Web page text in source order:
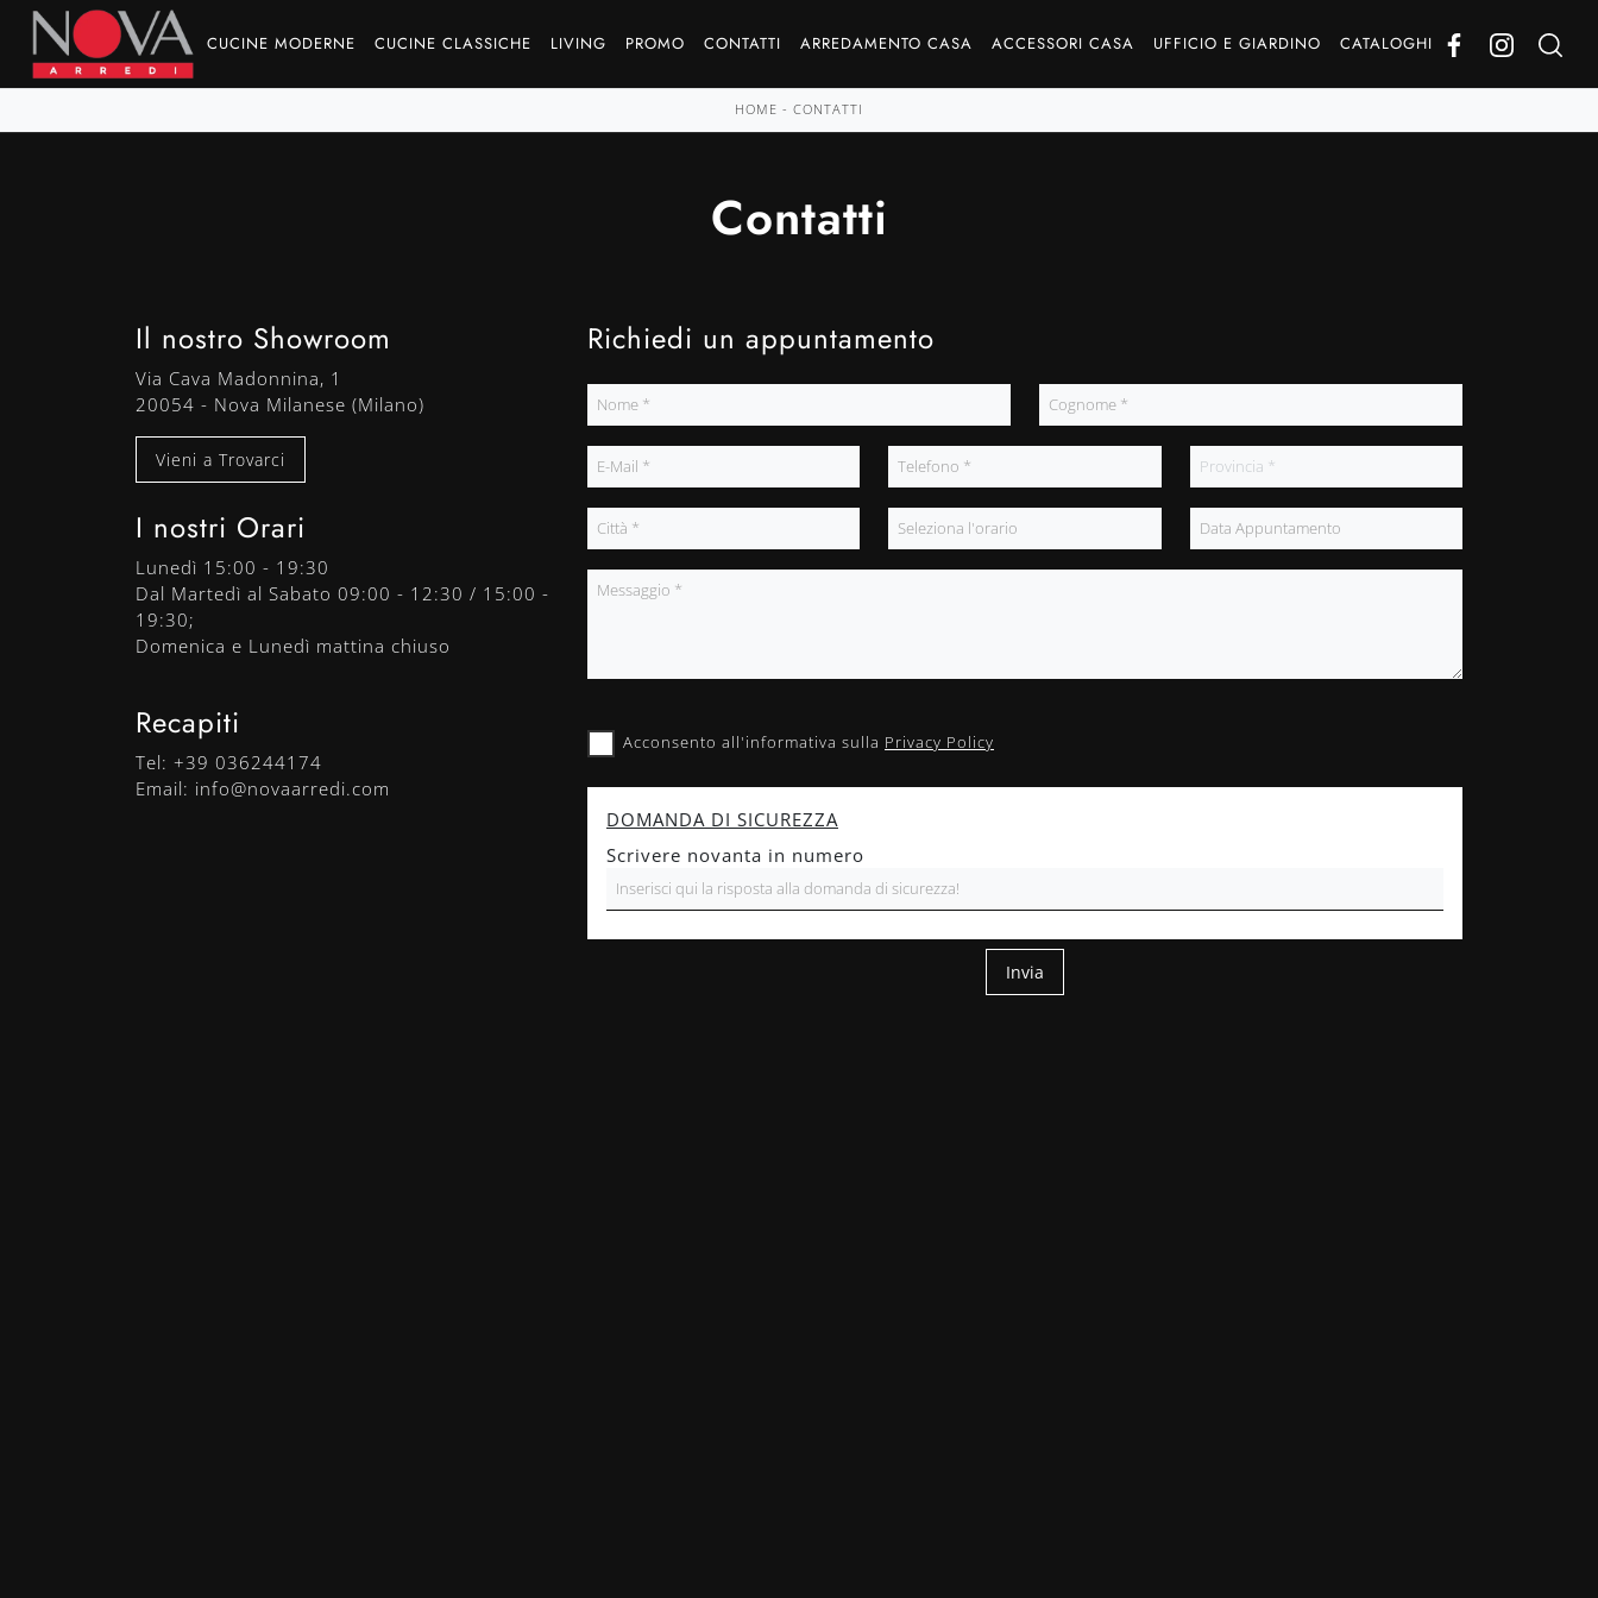
CUCINE MODERNE CUCINE CLASSICHE LIVING PROMO CONTATTI ARREDAMENTO CASA ACCESSORI CASA UFFICIO E GIARDINO CATALOGHI
HOME - CONTATTI
Contatti
Il nostro Showroom
Via Cava Madonnina, 1
20054 - Nova Milanese (Milano)
Vieni a Trovarci
I nostri Orari
Lunedì 15:00 - 19:30
Dal Martedì al Sabato 09:00 - 12:30 / 15:00 -
19:30;
Domenica e Lunedì mattina chiuso
Recapiti
Tel: +39 036244174
Email: info@novaarredi.com
Richiedi un appuntamento
Acconsento all'informativa sulla Privacy Policy
DOMANDA DI SICUREZZA
Scrivere novanta in numero
Invia